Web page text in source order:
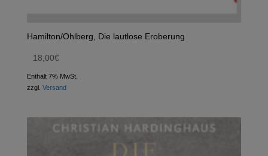
Hamilton/Ohlberg, Die lautlose Eroberung
18,00€
Enthält 7% MwSt.
zzgl. Versand